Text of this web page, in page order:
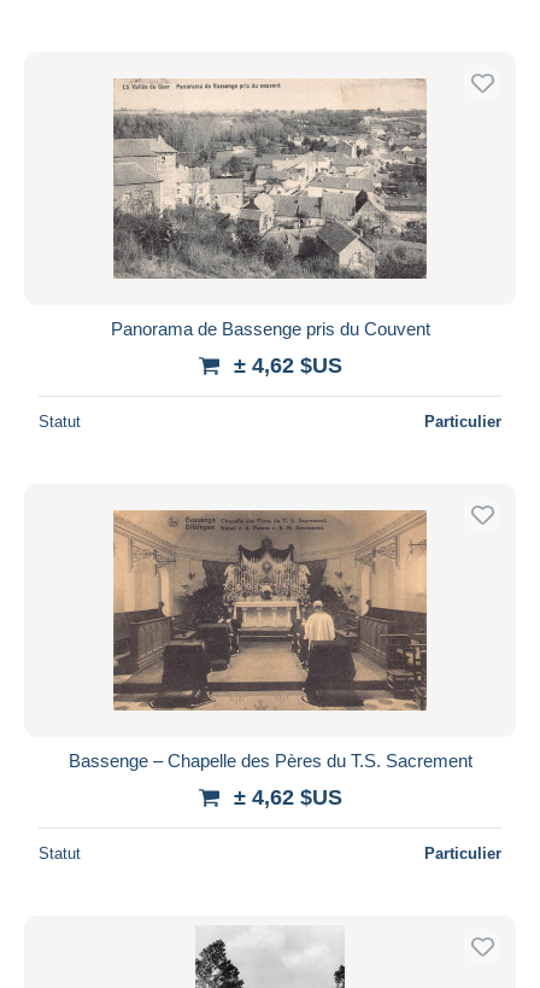
Panorama de Bassenge pris du Couvent
± 4,62 $US
Statut Particulier
Bassenge – Chapelle des Pères du T.S. Sacrement
± 4,62 $US
Statut Particulier